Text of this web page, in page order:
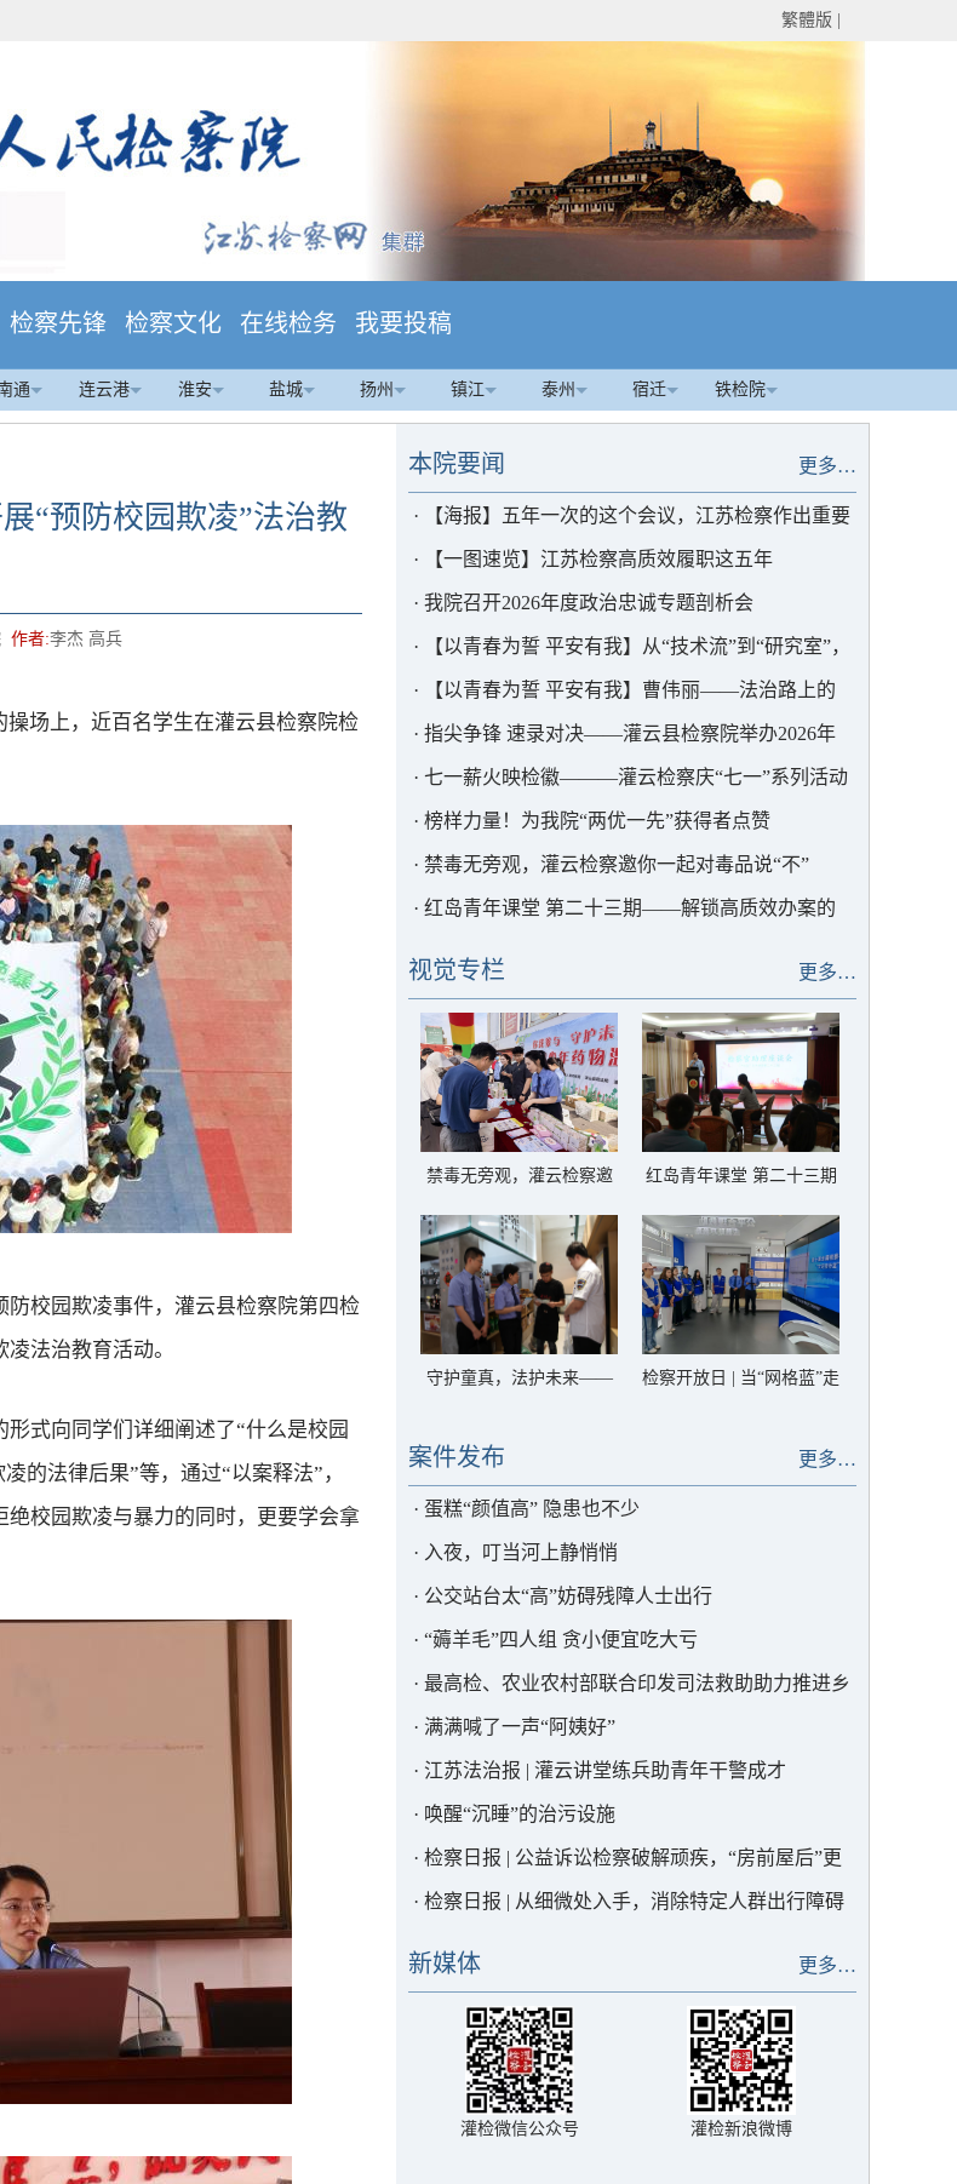
繁體版
检察先锋 检察文化 在线检务 我要投稿
通 连云港 淮安 盐城 扬州 镇江 泰州 宿迁 铁检院
“预防校园欺凌”法治教
作者:李杰 高兵
场上，近百名学生在灌云县检察院检
校园欺凌事件，灌云县检察院第四检
法治教育活动。
式向同学们详细阐述了“什么是校园
的法律后果”等，通过“以案释法”，
校园欺凌与暴力的同时，更要学会拿
更多…
本院要闻
· 【海报】五年一次的这个会议，江苏检察作出重要
部署
· 【一图速览】江苏检察高质效履职这五年
· 我院召开2026年度政治忠诚专题剖析会
· 【以青春为誓 平安有我】从“技术流”到“研究室”，
这位青年干警用AI为检察赋能
· 【以青春为誓 平安有我】曹伟丽——法治路上的
“求极致”者
· 指尖争锋 速录对决——灌云县检察院举办2026年
度书记员速录竞赛
· 七一薪火映检徽———灌云检察庆“七一”系列活动
· 榜样力量！为我院“两优一先”获得者点赞
· 禁毒无旁观，灌云检察邀你一起对毒品说“不”
· 红岛青年课堂 第二十三期——解锁高质效办案的
更多…
视觉专栏
禁毒无旁观，灌云检察邀
红岛青年课堂 第二十三期
码”
守护童真，法护未来——
检察开放日 | 当“网格蓝”走
更多…
案件发布
· 蛋糕“颜值高” 隐患也不少
· 入夜，叮当河上静悄悄
· 公交站台太“高”妨碍残障人士出行
· “薅羊毛”四人组 贪小便宜吃大亏
· 最高检、农业农村部联合印发司法救助助力推进乡
村全面振兴典型案例，灌云1例入选！
· 满满喊了一声“阿姨好”
· 江苏法治报 | 灌云讲堂练兵助青年干警成才
· 唤醒“沉睡”的治污设施
· 检察日报 | 公益诉讼检察破解顽疾，“房前屋后”更
宜居
· 检察日报 | 从细微处入手，消除特定人群出行障碍
更多…
新媒体
灌检微信公众号 灌检新浪微博